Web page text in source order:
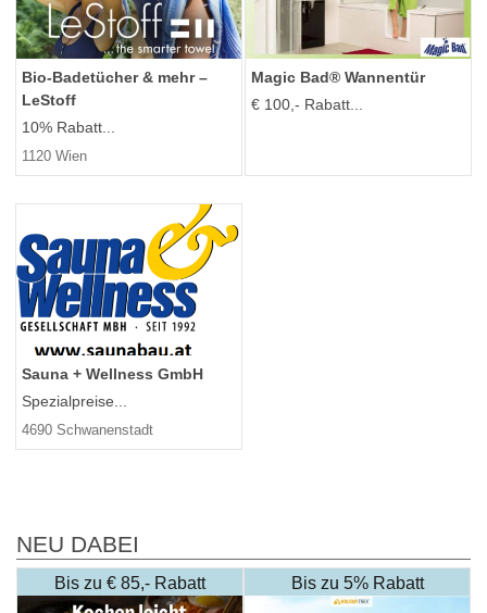
Bio-Badetücher & mehr –
LeStoff
10% Rabatt...
1120 Wien
Magic Bad® Wannentür
€ 100,- Rabatt...
Sauna + Wellness GmbH
Spezialpreise...
4690 Schwanenstadt
NEU DABEI
Bis zu € 85,- Rabatt Bis zu 5% Rabatt